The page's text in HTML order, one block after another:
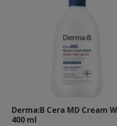
Derma:B Cera MD Cream
400 ml